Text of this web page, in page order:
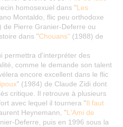
homosexuel dans "Les
Montaldo, flic peu orthodoxe
de Pierre Granier-Deferre ou
dans "Chouans" (1988) de
permettra d'interpréter des
comme le demande son talent
encore excellent dans le flic
" (1984) de Claude Zidi dont
critique. Il retrouve à plusieurs
avec lequel il tournera "Il faut
Heynemann, "L'Ami de
Deferre, puis en 1996 sous la